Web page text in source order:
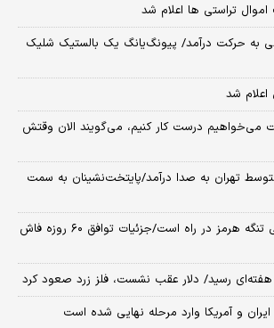
اموال تراستی ها اعلام شد
به حرکت درآمد/ پیونگ‌یانگ یک بالستیک شلیک
شد
سال است می‌خواهیم درست کار کنیم، می‌گویند الان وقتش
تهران به صدا درآمد/پایتخت‌نشینان به سمت
العربیه: توافق بازگشایی تنگه هرمز در راه است/جزئیات توافق ۶۰ روزه فاش
ایران و آمریکا وارد مرحله نهایی شده است